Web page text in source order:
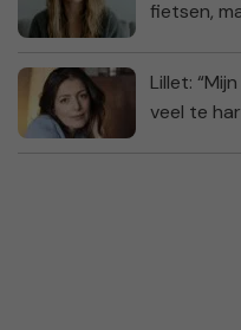
fietsen,
Lillet:
veel te